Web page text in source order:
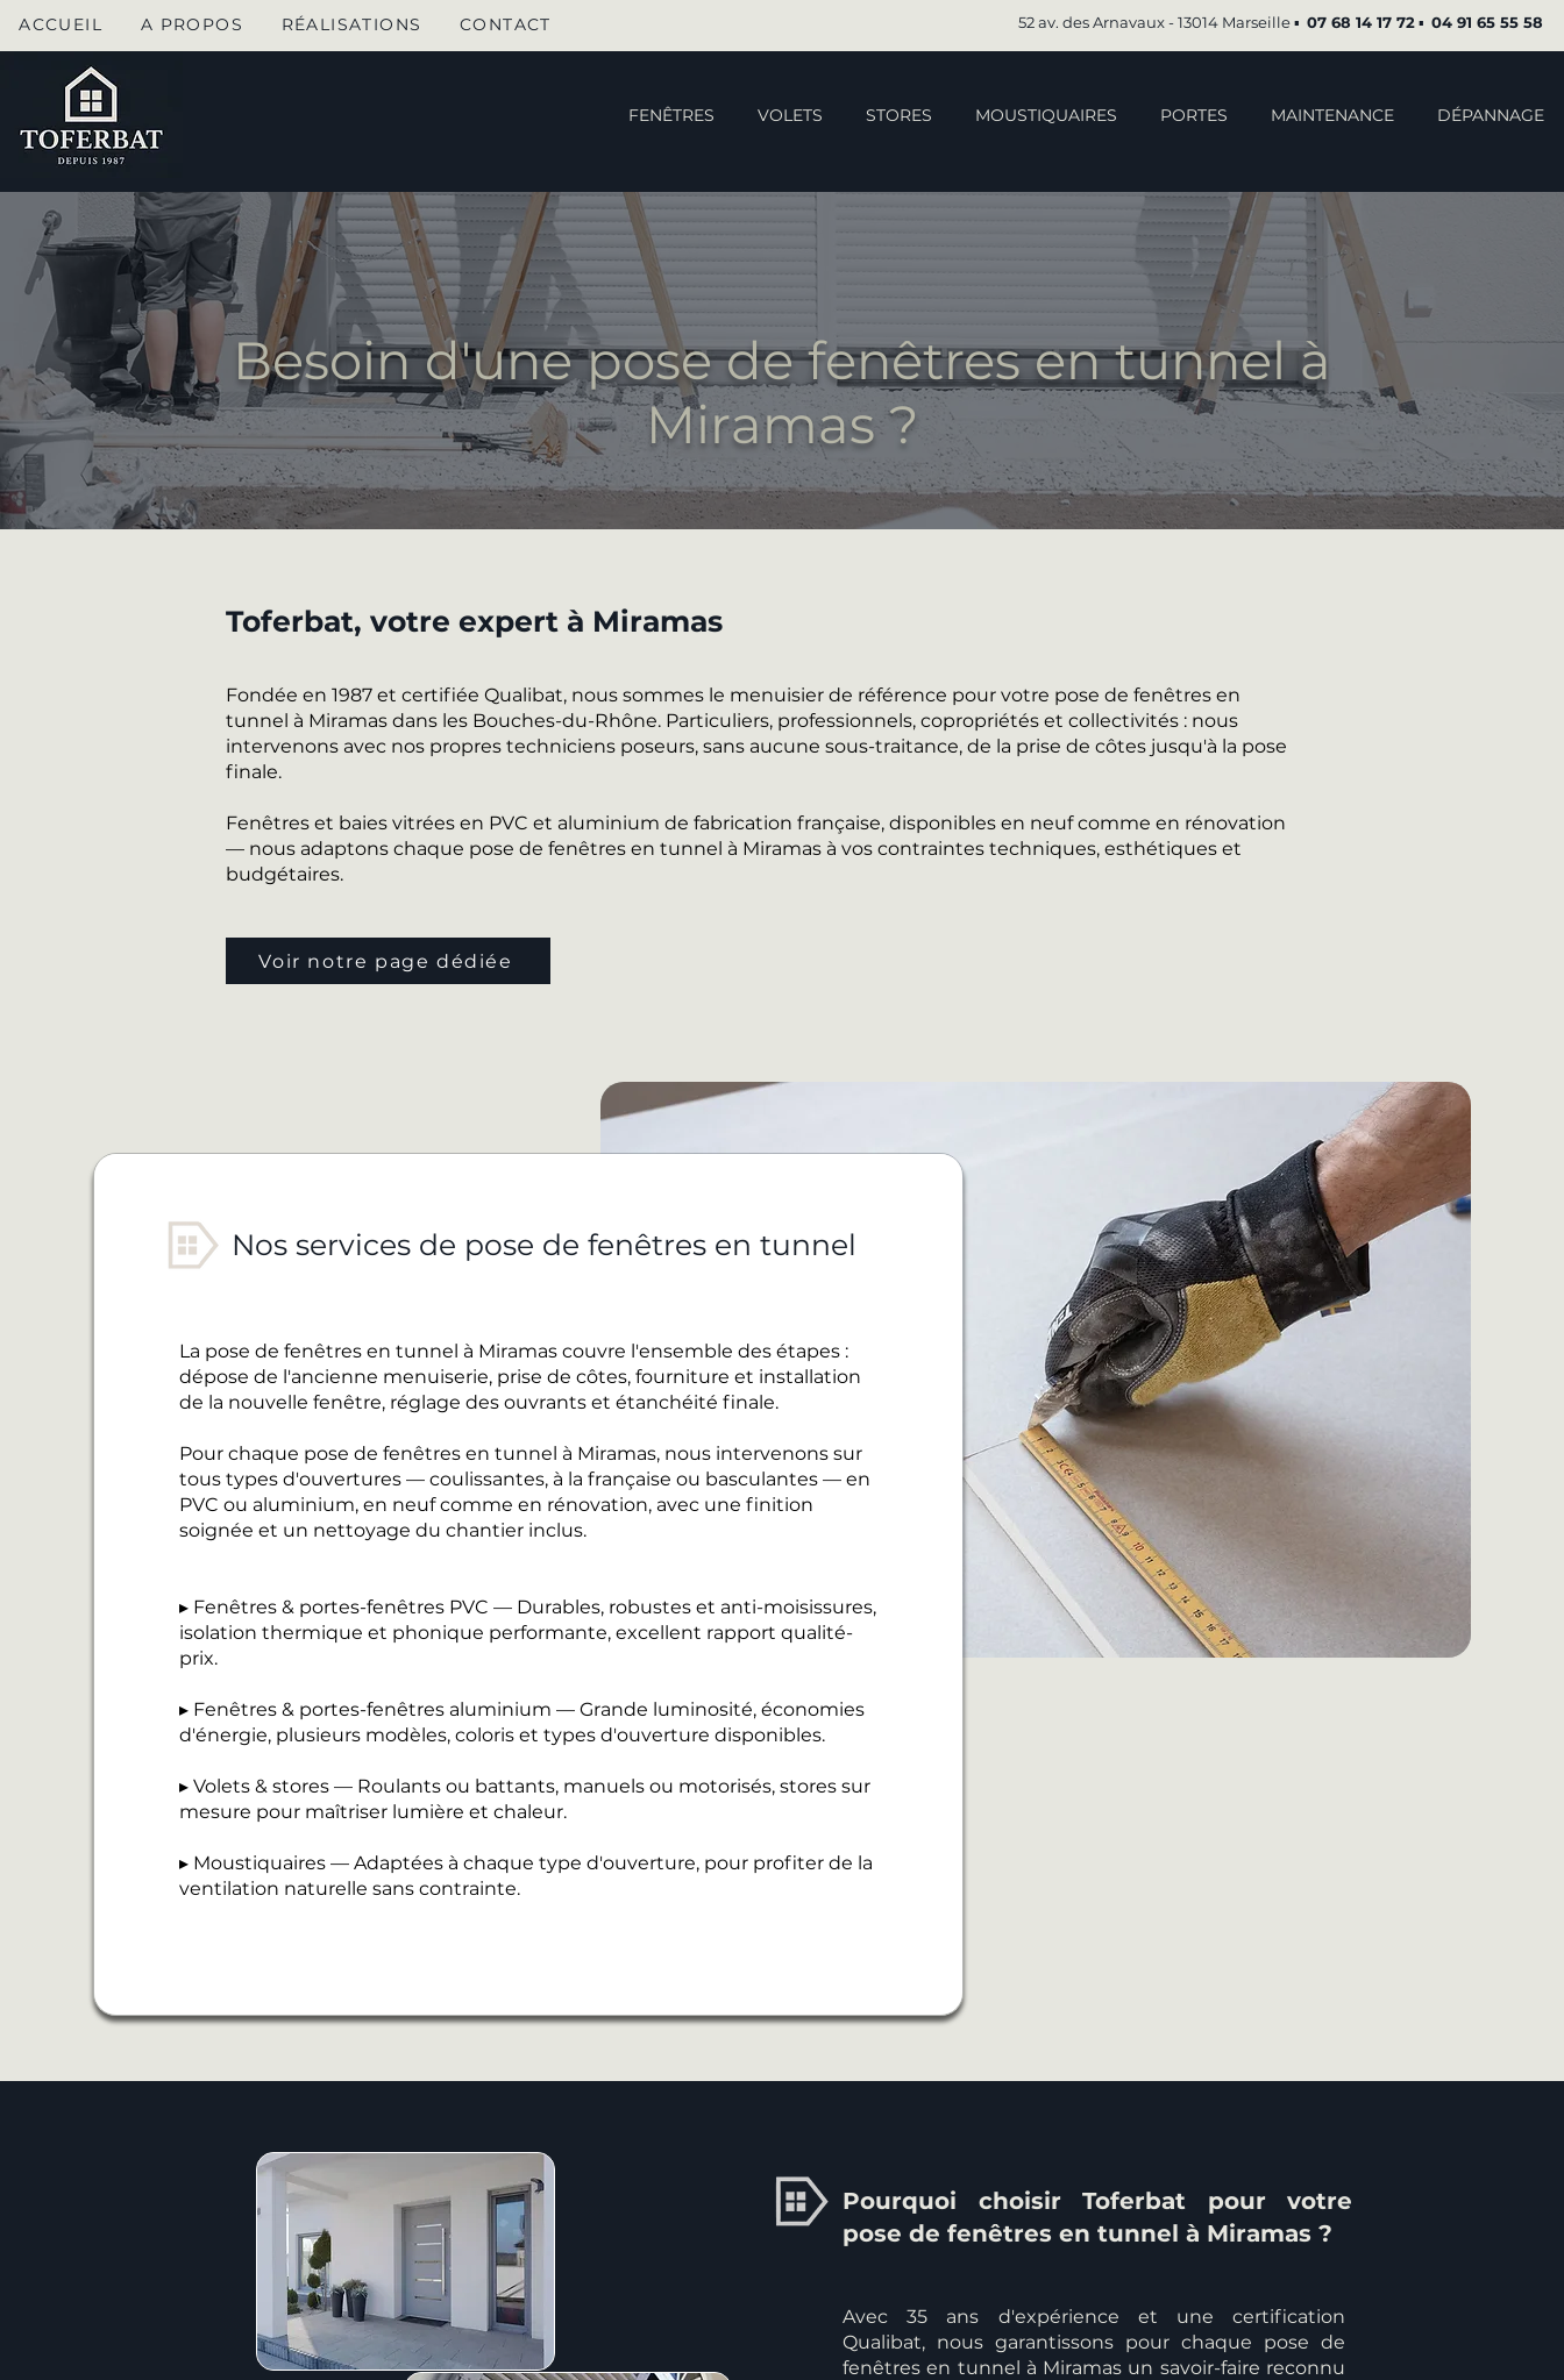
ACCUEIL A PROPOS RÉALISATIONS CONTACT 52 av. des Arnavaux - 13014 Marseille ▪︎ 07 68 14 17 72▪︎ 04 91 65 55 58
FENÊTRES VOLETS STORES MOUSTIQUAIRES PORTES MAINTENANCE DÉPANNAGE
Besoin d'une pose de fenêtres en tunnel à
Miramas ?
Toferbat, votre expert à Miramas
Fondée en 1987 et certifiée Qualibat, nous sommes le menuisier de référence pour votre pose de fenêtres en
tunnel à Miramas dans les Bouches-du-Rhône. Particuliers, professionnels, copropriétés et collectivités : nous
intervenons avec nos propres techniciens poseurs, sans aucune sous-traitance, de la prise de côtes jusqu'à la pose
finale.
Fenêtres et baies vitrées en PVC et aluminium de fabrication française, disponibles en neuf comme en rénovation
— nous adaptons chaque pose de fenêtres en tunnel à Miramas à vos contraintes techniques, esthétiques et
budgétaires.
Voir notre page dédiée
Nos services de pose de fenêtres en tunnel
La pose de fenêtres en tunnel à Miramas couvre l'ensemble des étapes :
dépose de l'ancienne menuiserie, prise de côtes, fourniture et installation
de la nouvelle fenêtre, réglage des ouvrants et étanchéité finale.
Pour chaque pose de fenêtres en tunnel à Miramas, nous intervenons sur
tous types d'ouvertures — coulissantes, à la française ou basculantes — en
PVC ou aluminium, en neuf comme en rénovation, avec une finition
soignée et un nettoyage du chantier inclus.
▸ Fenêtres & portes-fenêtres PVC — Durables, robustes et anti-moisissures,
isolation thermique et phonique performante, excellent rapport qualité-
prix.
▸ Fenêtres & portes-fenêtres aluminium — Grande luminosité, économies
d'énergie, plusieurs modèles, coloris et types d'ouverture disponibles.
▸ Volets & stores — Roulants ou battants, manuels ou motorisés, stores sur
mesure pour maîtriser lumière et chaleur.
▸ Moustiquaires — Adaptées à chaque type d'ouverture, pour profiter de la
ventilation naturelle sans contrainte.
Pourquoi choisir Toferbat pour votre
pose de fenêtres en tunnel à Miramas ?
Avec 35 ans d'expérience et une certification
Qualibat, nous garantissons pour chaque pose de
fenêtres en tunnel à Miramas un savoir-faire reconnu